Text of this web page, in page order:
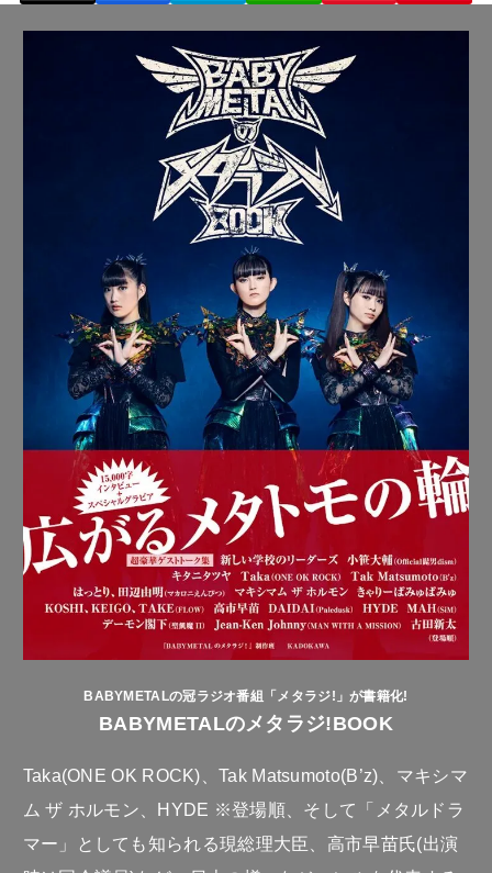
BABYMETALの冠ラジオ番組「メタラジ!」が書籍化!
BABYMETALのメタラジ!BOOK
Taka(ONE OK ROCK)、Tak Matsumoto(B’z)、マキシマ
ム ザ ホルモン、HYDE ※登場順、そして「メタルドラ
マー」としても知られる現総理大臣、高市早苗氏(出演